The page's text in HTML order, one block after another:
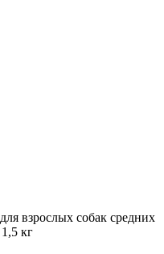
взрослых собак средних
кг